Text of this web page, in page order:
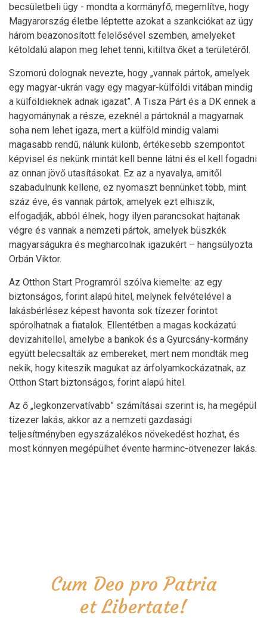
becsületbeli ügy - mondta a kormányfő, megemlítve, hogy
Magyarország életbe léptette azokat a szankciókat az ügy
három beazonosított felelősével szemben, amelyeket
kétoldalú alapon meg lehet tenni, kitiltva őket a területéről.
Szomorú dolognak nevezte, hogy „vannak pártok, amelyek
egy magyar-ukrán vagy egy magyar-külföldi vitában mindig
a külföldieknek adnak igazat”. A Tisza Párt és a DK ennek a
hagyománynak a része, ezeknél a pártoknál a magyarnak
soha nem lehet igaza, mert a külföld mindig valami
magasabb rendű, nálunk különb, értékesebb szempontot
képvisel és nekünk mintát kell benne látni és el kell fogadni
az onnan jövő utasításokat. Ez az a nyavalya, amitől
szabadulnunk kellene, ez nyomaszt bennünket több, mint
száz éve, és vannak pártok, amelyek ezt elhiszik,
elfogadják, abból élnek, hogy ilyen parancsokat hajtanak
végre és vannak a nemzeti pártok, amelyek büszkék
magyarságukra és megharcolnak igazukért – hangsúlyozta
Orbán Viktor.
Az Otthon Start Programról szólva kiemelte: az egy
biztonságos, forint alapú hitel, melynek felvételével a
lakásbérlésez képest havonta sok tízezer forintot
spórolhatnak a fiatalok. Ellentétben a magas kockázatú
devizahitellel, amelybe a bankok és a Gyurcsány-kormány
együtt belecsalták az embereket, mert nem mondták meg
nekik, hogy kiteszik magukat az árfolyamkockázatnak, az
Otthon Start biztonságos, forint alapú hitel.
Az ő „legkonzervatívabb” számításai szerint is, ha megépül
tízezer lakás, akkor az a nemzeti gazdasági
teljesítményben egyszázalékos növekedést hozhat, és
most könnyen megépülhet évente harminc-ötvenezer lakás.
Cum Deo pro Patria
et Libertate!